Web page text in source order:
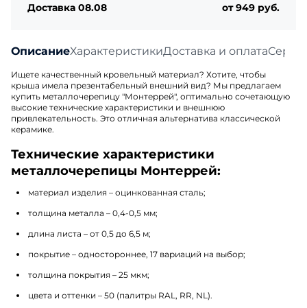
ОписаниеХарактеристикиДоставка и оплата
Ищете качественный кровельный материал? Хотите, чтобы
крыша имела презентабельный внешний вид? Мы предлагаем
купить металлочерепицу "Монтеррей", оптимально сочетающую
высокие технические характеристики и внешнюю
привлекательность. Это отличная альтернатива классической
керамике.
Технические характеристики
металлочерепицы Монтеррей:
материал изделия – оцинкованная сталь;
толщина металла – 0,4-0,5 мм;
длина листа – от 0,5 до 6,5 м;
покрытие – одностороннее, 17 вариаций на выбор;
толщина покрытия – 25 мкм;
цвета и оттенки – 50 (палитры RAL, RR, NL).
Доставка 08.08
от 949 руб.